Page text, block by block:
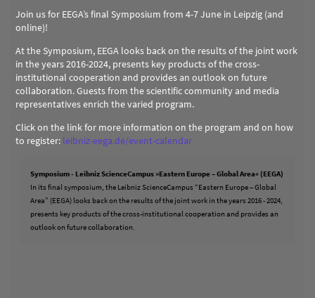
Join us for EEGA’s final Symposium from 4-7 June in Leipzig (and
online)!
At the Symposium, EEGA looks back on the results of the joint work
in the years 2016-2024, presents key products of the cross-
institutional cooperation and provides an outlook on future
collaboration. Guests from the scientific community and media
representatives enrich the varied program.
Click on the link for more information on the program and on how
to register: leibniz-eega.de/event-calendar
Symposium - Leibniz ScienceCampus »Eastern Europe – Global Area« (EEGA)
In its final symposium, the Leibniz ScienceCampus “Eastern Europe – Global
Area” (EEGA) looks back on the results of the joint work in the years 2016 - 2024,
presents key products of the cross-institutional cooperation and provides an
outlook on future collaboration.